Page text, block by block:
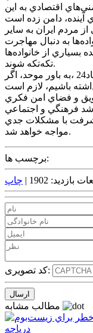
اقتصادي به اين
مردم ايران به ساير
به دنبال مهاجرت
از خانواده‌ها
تکه‌تکه شوند.
به گزارش آرازآذربايجان به نقل از اقتصاد24 ،به باور موحد، اگر
باشيم، لازم است
و فضاي امن فکري
فرهنگي و اجتماعي
با مشکلات جدي
مواجه خواهد شد.
برچسب ها:
بازدید: 1902 | چاپ
کد تصویری: